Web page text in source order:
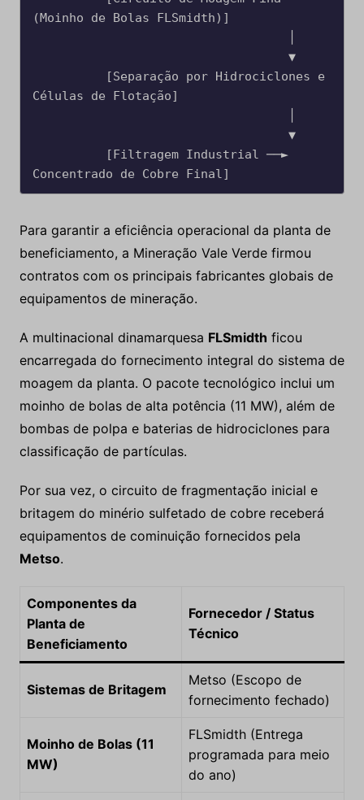
(Moinho de Bolas FLSmidth)]
Células de Flotação]
Para garantir a eficiência operacional da planta de
beneficiamento, a Mineração Vale Verde firmou
contratos com os principais fabricantes globais de
equipamentos de mineração.
A multinacional dinamarquesa FLSmidth ficou
encarregada do fornecimento integral do sistema de
moagem da planta. O pacote tecnológico inclui um
moinho de bolas de alta potência (11 MW), além de
bombas de polpa e baterias de hidrociclones para
classificação de partículas.
Por sua vez, o circuito de fragmentação inicial e
britagem do minério sulfetado de cobre receberá
equipamentos de cominuição fornecidos pela
Metso.
Componentes da
Planta de
Beneficiamento
Fornecedor / Status
Técnico
Sistemas de Britagem
Metso (Escopo de
fornecimento fechado)
Moinho de Bolas (11
MW)
FLSmidth (Entrega
programada para meio
do ano)